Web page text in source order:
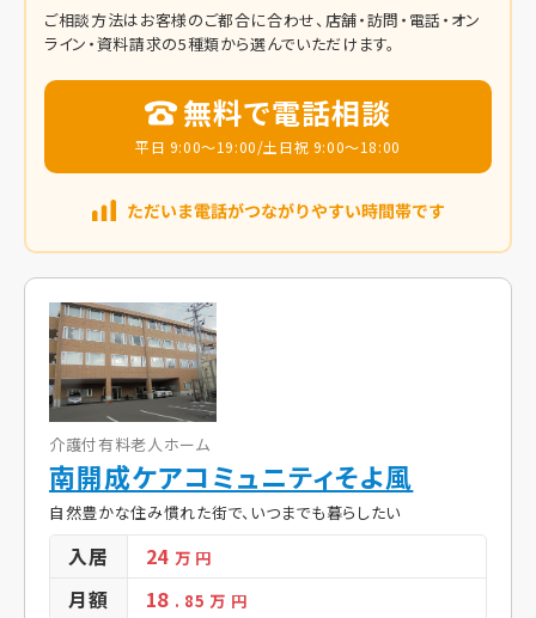
ご相談方法はお客様のご都合に合わせ、店舗・訪問・電話・オン
ライン・資料請求の5種類から選んでいただけます。
無料で電話相談
平日 9:00～19:00/土日祝 9:00～18:00
介護付有料老人ホーム
南開成ケアコミュニティそよ風
自然豊かな住み慣れた街で、いつまでも暮らしたい
入居 24万 円
月額 18 . 85万 円